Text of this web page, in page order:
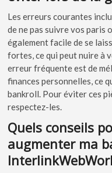
Les erreurs courantes
de ne pas suivre vos paris
également facile de se
fortes, ce qui peut nuire à
erreur fréquente est de
finances personnelles, ce
bankroll. Pour éviter ces
respectez-les.
Quels conseils
augmenter ma